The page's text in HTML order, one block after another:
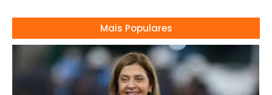
Mais Populares